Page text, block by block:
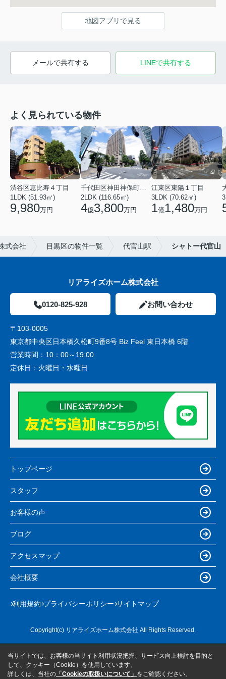
地図アプリで見る
メールで共有する LINEで共有する
よく見られている物件
渋谷区恵比寿４丁目
1LDK (51.93㎡)
9,980万円
千代田区神田神保町１丁目
2LDK (116.65㎡)
4億3,800万円
江東区東陽１丁目
3LDK (70.62㎡)
1億1,480万円
式会社 目黒区の物件一覧 代官山駅 シャトー代官山
リアライズホーム株式会社
0120-825-928 お問い合わせ
〒103-0005
東京都中央区日本橋久松町9番8号 Biz Feel 東日本橋 6階
営業時間： 10：00～19:00
定休日： 火曜日・水曜日
トップページ
スタッフ
お客様の声
ブログ
アクセスマップ
会社概要
利用規約 プライバシーポリシー サイトマップ
Copyright(c) リアライズホーム株式会社 All Rights Reserved.
当サイトでは、お客様の当サイト利用状況把握、サービス向上検討を目的と
して、クッキー（Cookie）を使用しています。
詳しくは、当社の 「Cookieの取扱いについて」 をご確認ください。